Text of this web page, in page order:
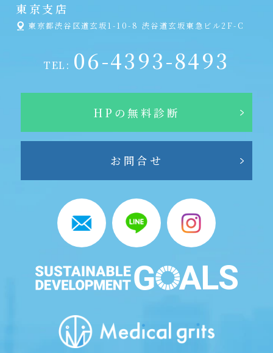
東京支店
東京都渋谷区道玄坂1-10-8 渋谷道玄坂東急ビル2F-C
TEL: 06-4393-8493
HPの無料診断
お問合せ